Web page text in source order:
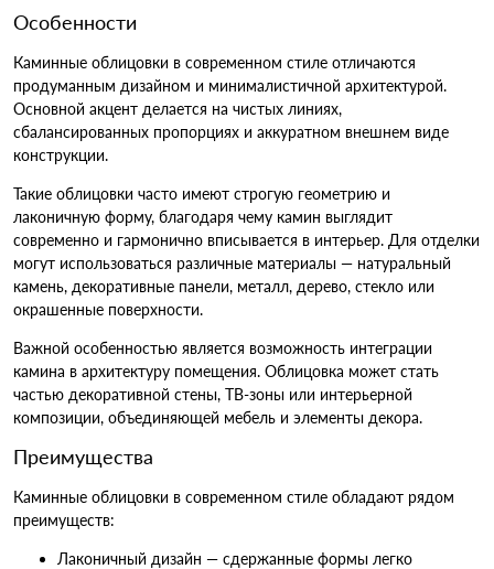
Особенности
Каминные облицовки в современном стиле отличаются
продуманным дизайном и минималистичной архитектурой.
Основной акцент делается на чистых линиях,
сбалансированных пропорциях и аккуратном внешнем виде
конструкции.
Такие облицовки часто имеют строгую геометрию и
лаконичную форму, благодаря чему камин выглядит
современно и гармонично вписывается в интерьер. Для отделки
могут использоваться различные материалы — натуральный
камень, декоративные панели, металл, дерево, стекло или
окрашенные поверхности.
Важной особенностью является возможность интеграции
камина в архитектуру помещения. Облицовка может стать
частью декоративной стены, ТВ-зоны или интерьерной
композиции, объединяющей мебель и элементы декора.
Преимущества
Каминные облицовки в современном стиле обладают рядом
преимуществ:
Лаконичный дизайн — сдержанные формы легко